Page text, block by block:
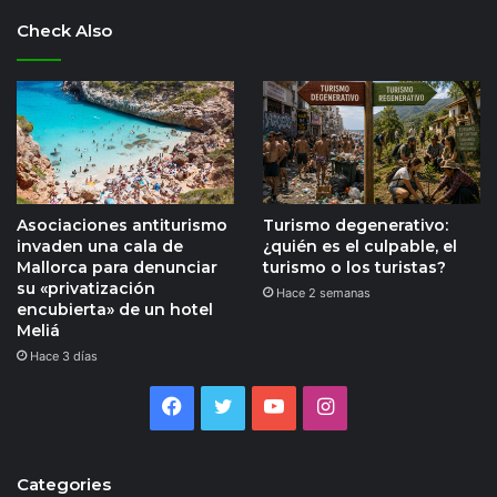
Check Also
Asociaciones antiturismo
invaden una cala de
Mallorca para denunciar
su «privatización
encubierta» de un hotel
Meliá
Hace 3 días
Turismo degenerativo:
¿quién es el culpable, el
turismo o los turistas?
Hace 2 semanas
Facebook
TwitterYouTubeInstagram
Categories